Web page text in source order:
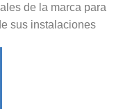
de la marca para
sus instalaciones